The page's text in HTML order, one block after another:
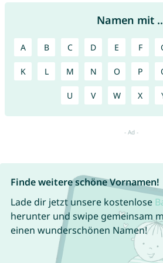
Namen mit
A B C D E F
K L M N O P
U V W X
Finde weitere schöne Vornamen!
Lade dir jetzt unsere kostenlose
herunter und swipe gemeinsam
einen wunderschönen Namen!